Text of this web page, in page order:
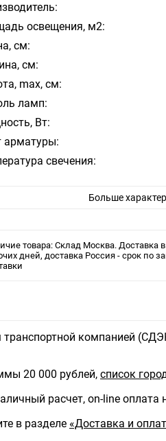
освещения, м2:
см:
см:
max, см:
ламп:
Вт:
арматуры:
свечения:
Больше
товара: Склад Москва. Доставка
дней, доставка Россия - срок по
компанией
20 000 рублей, список
расчет, on-line оплата
в разделе «Доставка и